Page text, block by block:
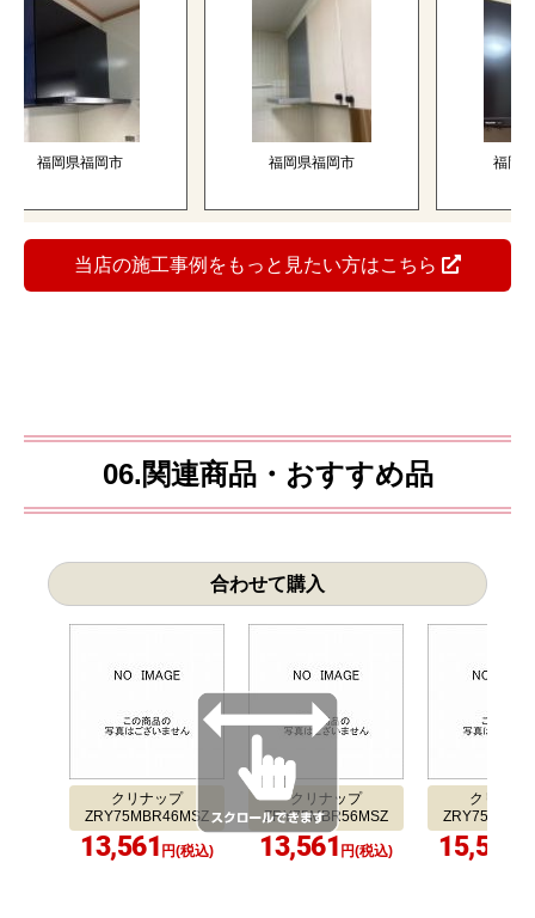
福岡県福岡市 福岡県福岡市 福岡県那
当店の施工事例をもっと見たい方はこちら
06.関連商品・おすすめ品
合わせて購入
クリナップ
ZRY75MBR46MSZ
13,561 円(税込)
クリナップ
ZRY75MBR56MSZ
13,561 円(税込)
クリナッ
15,547